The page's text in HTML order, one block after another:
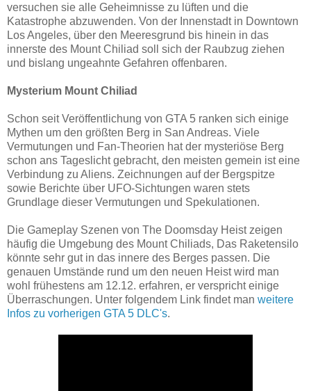
versuchen sie alle Geheimnisse zu lüften und die
Katastrophe abzuwenden. Von der Innenstadt in Downtown
Los Angeles, über den Meeresgrund bis hinein in das
innerste des Mount Chiliad soll sich der Raubzug ziehen
und bislang ungeahnte Gefahren offenbaren.
Mysterium Mount Chiliad
Schon seit Veröffentlichung von GTA 5 ranken sich einige
Mythen um den größten Berg in San Andreas. Viele
Vermutungen und Fan-Theorien hat der mysteriöse Berg
schon ans Tageslicht gebracht, den meisten gemein ist eine
Verbindung zu Aliens. Zeichnungen auf der Bergspitze
sowie Berichte über UFO-Sichtungen waren stets
Grundlage dieser Vermutungen und Spekulationen.
Die Gameplay Szenen von The Doomsday Heist zeigen
häufig die Umgebung des Mount Chiliads, Das Raketensilo
könnte sehr gut in das innere des Berges passen. Die
genauen Umstände rund um den neuen Heist wird man
wohl frühestens am 12.12. erfahren, er verspricht einige
Überraschungen. Unter folgendem Link findet man weitere
Infos zu vorherigen GTA 5 DLC's.